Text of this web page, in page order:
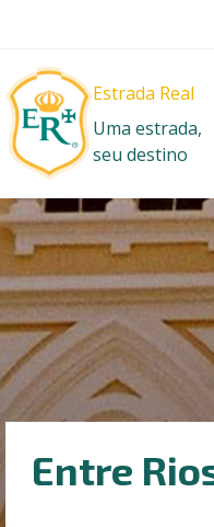
Estrada Real
Uma estrada,
seu destino
Entre